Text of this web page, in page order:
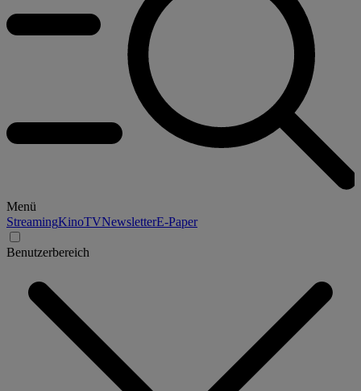
Menü
StreamingKinoTVNewsletterE-Paper
Benutzerbereich